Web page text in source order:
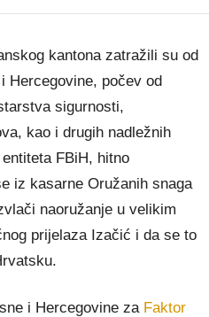
kantona zatražili su od
Hercegovine, počev od
sigurnosti,
kao i drugih nadležnih
FBiH, hitno
iz kasarne Oružanih snaga
naoružanje u velikim
prijelaza Izačić i da se to
i Hercegovine za Faktor